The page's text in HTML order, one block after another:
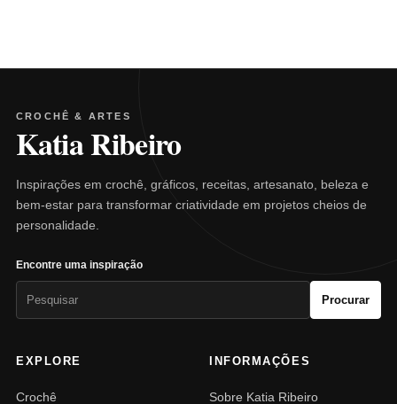
CROCHÊ & ARTES
Katia Ribeiro
Inspirações em crochê, gráficos, receitas, artesanato, beleza e
bem-estar para transformar criatividade em projetos cheios de
personalidade.
Encontre uma inspiração
Procurar
EXPLORE
Crochê
INFORMAÇÕES
Sobre Katia Ribeiro